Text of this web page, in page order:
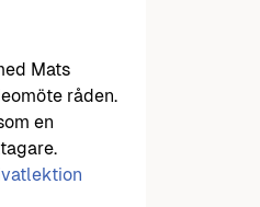
Mats
råden.
en